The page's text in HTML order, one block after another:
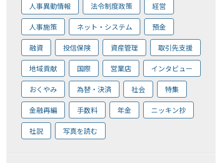
人事異動情報 法令制度政策 経営
人事施策 ネット・システム 預金
融資 投信保険 資産管理 取引先支援
地域貢献 国際 営業店 インタビュー
おくやみ 為替・決済 社会 特集
金融再編 手数料 年金 ニッキン抄
社説 写真を読む